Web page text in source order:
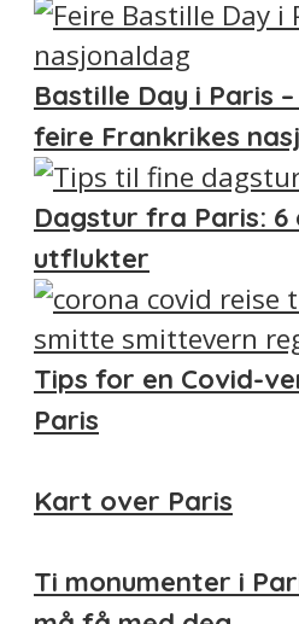
Bastille Day i Paris
feire Frankrikes
Dagstur fra Paris: 6
utflukter
Tips for en Covid-
Paris
Kart over Paris
Ti monumenter i